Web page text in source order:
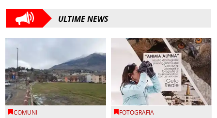
ULTIME NEWS
COMUNI FOTOGRAFIA